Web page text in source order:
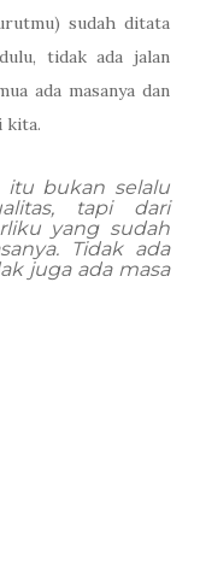
sudah ditata
tidak ada jalan
ada masanya dan
kita.
itu bukan selalu
tapi dari
yang sudah
Tidak ada
juga ada masa